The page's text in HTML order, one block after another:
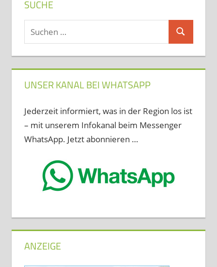
SUCHE
Suchen
nach:
Suchen
UNSER KANAL BEI WHATSAPP
Jederzeit informiert, was in der Region los ist
– mit unserem Infokanal beim Messenger
WhatsApp. Jetzt abonnieren …
ANZEIGE